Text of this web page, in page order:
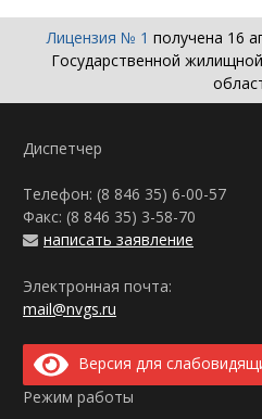
Лицензия № 1 получена 16
Государственной
Диспетчер
Телефон: (8 846 35) 6-00-57
Факс: (8 846 35) 3-58-70
написать заявление
Электронная почта:
mail@nvgs.ru
Версия для
Режим работы